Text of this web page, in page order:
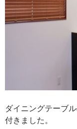
ダイニングテーブ
付きました。